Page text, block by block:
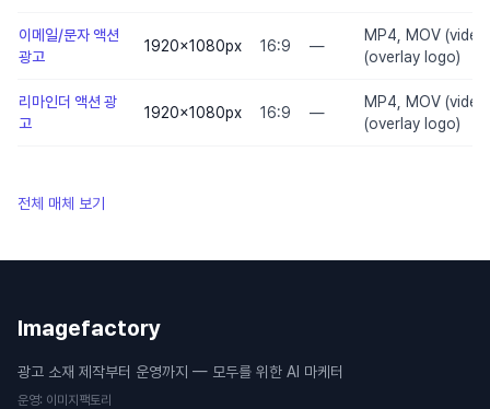
이메일/문자 액션
광고
1920×1080px 16:9 —
MP4, MOV
(overlay logo)
리마인더 액션 광
고
1920×1080px 16:9 —
MP4, MOV
(overlay logo)
전체 매체 보기
Imagefactory
광고 소재 제작부터 운영까지 — 모두를 위한 AI 마케터
운영: 이미지팩토리